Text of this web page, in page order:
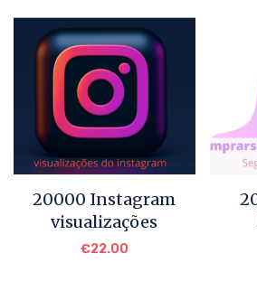
20000 Instagram
visualizações
€22.00